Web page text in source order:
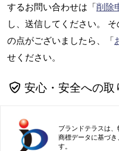
するお問い合わせは「削除
し、送信してください。
の点がございましたら、「
せください。
安心・安全への取
ブランドテラスは
商標データに基づ
す。